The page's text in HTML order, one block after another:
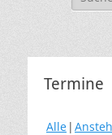
nach:
Termine
Alle